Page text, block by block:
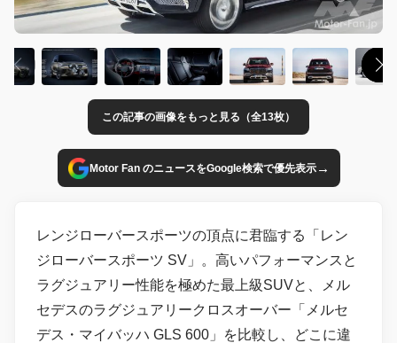
この記事の画像をもっと見る（全13枚）
Motor Fan のニュースをGoogle検索で優先表示→
レンジローバースポーツの頂点に君臨する「レン
ジローバースポーツ SV」。高いパフォーマンスと
ラグジュアリー性能を極めた最上級SUVと、メル
セデスのラグジュアリークロスオーバー「メルセ
デス・マイバッハ GLS 600」を比較し、どこに違